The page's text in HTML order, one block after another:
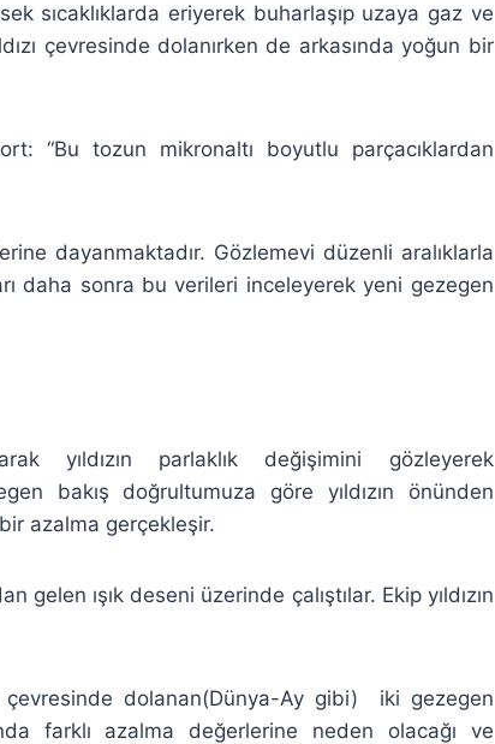
sıcaklıklarda eriyerek buharlaşıp uzaya gaz ve
çevresinde dolanırken de arkasında yoğun bir
“Bu tozun mikronaltı boyutlu parçacıklardan
dayanmaktadır. Gözlemevi düzenli aralıklarla
daha sonra bu verileri inceleyerek yeni gezegen
yıldızın parlaklık değişimini gözleyerek
bakış doğrultumuza göre yıldızın önünden
bir azalma gerçekleşir.
gelen ışık deseni üzerinde çalıştılar. Ekip yıldızın
dolanan(Dünya-Ay gibi)
iki gezegen
farklı azalma değerlerine neden olacağı ve